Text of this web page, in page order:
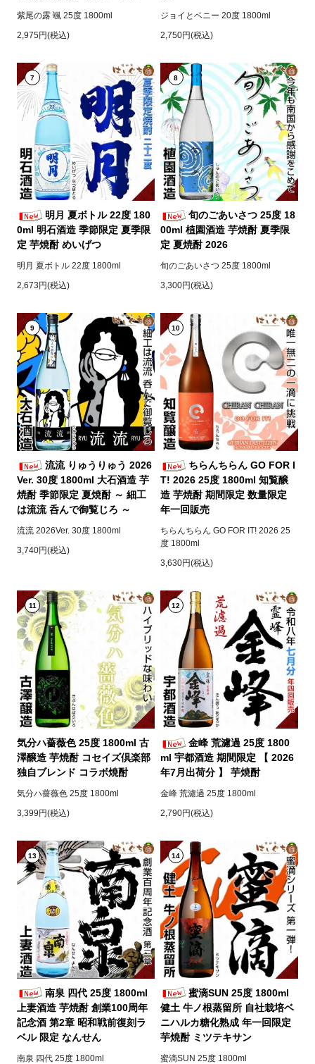
紫尾の露 颯 25度 1800ml
2,975円(税込)
ジョイとベニー 20度 1800ml
2,750円(税込)
7
明月 夏ボトル 22度 180
0ml 明石酒造 季節限定 夏季限
定 芋焼酎 めいげつ
明月 夏ボトル 22度 1800ml
2,673円(税込)
8
旬のごあいさつ 25度 18
00ml 植園酒造 芋焼酎 夏季限
定 夏焼酎 2026
旬のごあいさつ 25度 1800ml
3,300円(税込)
9
流流 りゅうりゅう 2026
Ver. 30度 1800ml 大石酒造 芋
焼酎 季節限定 夏焼酎 ～ 細工
は流流 呑んで御覧じろ ～
流流 2026Ver. 30度 1800ml
3,740円(税込)
10
ちらんちらん GO FOR I
T! 2026 25度 1800ml 知覧醸
造 芋焼酎 期間限定 数量限定
年一回販売
ちらんちらん GO FOR IT! 2026 25
度 1800ml
3,630円(税込)
11
気分ハ薔薇色 25度 1800ml 古
澤醸造 芋焼酎 コセイズ倶楽部
独自ブレンド コラボ焼酎
気分ハ薔薇色 25度 1800ml
3,399円(税込)
12
金峰 荒濾過 25度 1800
ml 宇都酒造 期間限定 【 2026
年7月出荷分 】 芋焼酎
金峰 荒濾過 25度 1800ml
2,790円(税込)
13
南泉 四代 25度 1800ml
上妻酒造 芋焼酎 創業100周年
記念酒 第2章 昭和戦前復刻ラ
ベル 限定 なんせん
南泉 四代 25度 1800ml
14
蜜滴SUN 25度 1800ml
健土 牛ノ根蒸留所 自社栽培ベ
ニハルカ糖化熟成 年一回限定
芋焼酎 ミツテキサン
蜜滴SUN 25度 1800ml